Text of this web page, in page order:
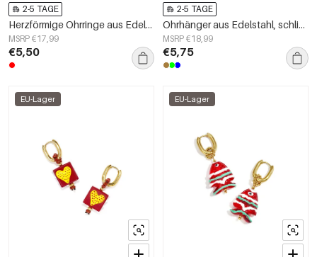
2-5 TAGE
Herzförmige Ohrringe aus Edelstahlperlen, schlichte Alltags-Serie, Damenschmuck
MSRP €17,99
€5,50
2-5 TAGE
Ohrhänger aus Edelstahl, schlichtes Blumenmuster, schlichte Alltags-Serie, Damenschmuck
MSRP €18,99
€5,75
EU-Lager EU-Lager